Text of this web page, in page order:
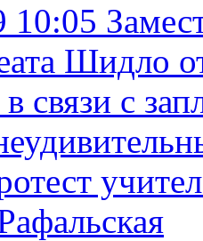
10:05
Шидло
связи с